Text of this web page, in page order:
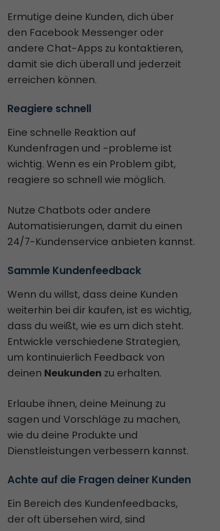
Ermutige deine Kunden, dich über
den Facebook Messenger oder
andere Chat-Apps zu kontaktieren,
damit sie dich überall und jederzeit
erreichen können.
Reagiere schnell
Eine schnelle Reaktion auf
Kundenfragen und -probleme ist
wichtig. Wenn es ein Problem gibt,
reagiere so schnell wie möglich.
Nutze Chatbots oder andere
Automatisierungen, damit du einen
24/7-Kundenservice anbieten kannst.
Sammle Kundenfeedback
Wenn du willst, dass deine Kunden
weiterhin bei dir kaufen, ist es wichtig,
dass du weißt, wie es um dich steht.
Entwickle verschiedene Strategien,
um kontinuierlich Feedback von
deinen Neukunden zu erhalten.
Erlaube ihnen, deine Meinung zu
sagen und Vorschläge zu machen,
wie du deine Produkte und
Dienstleistungen verbessern kannst.
Achte auf die Fragen deiner Kunden
Ein Bereich des Kundenfeedbacks,
der oft übersehen wird, sind